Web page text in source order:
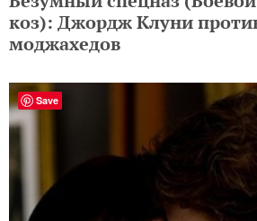
коз): Джордж Клуни
моджахедов
Save